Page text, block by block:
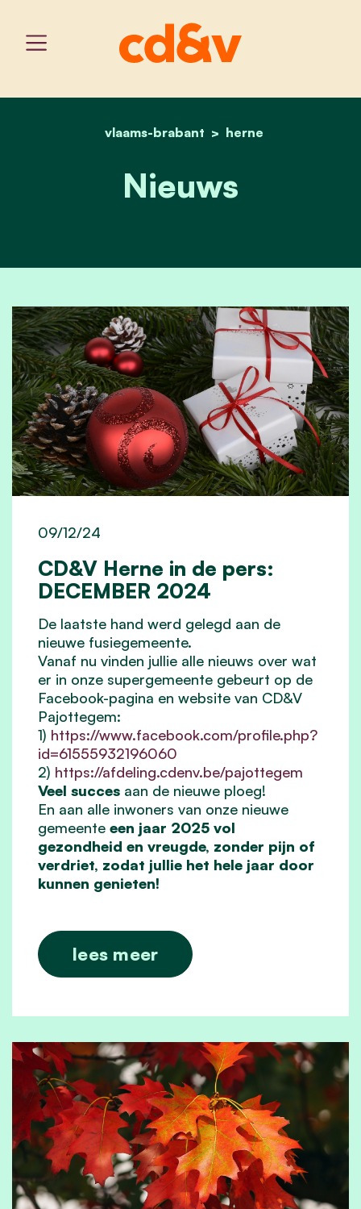
home
vlaams-brabant herne
nieuws
Nieuws
CD&V Herne in de pers:
DECEMBER 2024
09/12/24
De laatste hand werd gelegd aan de
nieuwe fusiegemeente.
Vanaf nu vinden jullie alle nieuws over wat
er in onze supergemeente gebeurt op de
Facebook-pagina en website van CD&V
Pajottegem:
1) https://www.facebook.com/profile.php?
id=61555932196060
2) https://afdeling.cdenv.be/pajottegem
Veel succes aan de nieuwe ploeg!
En aan alle inwoners van onze nieuwe
gemeente een jaar 2025 vol
gezondheid en vreugde, zonder pijn of
verdriet, zodat jullie het hele jaar door
kunnen genieten!
lees meer